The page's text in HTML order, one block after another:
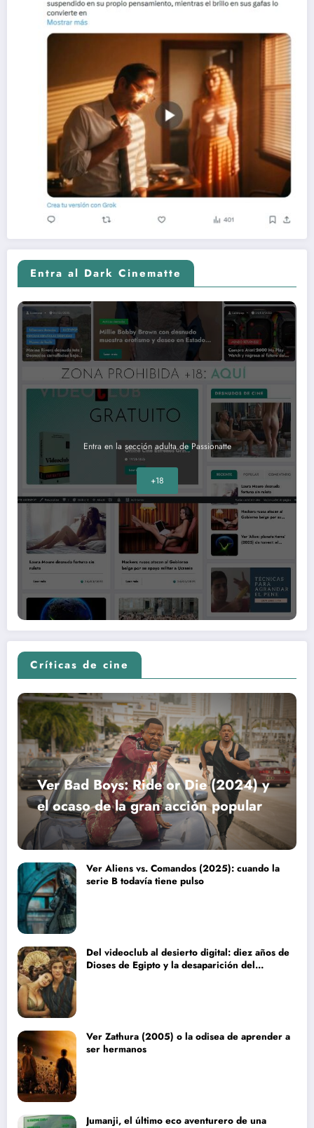
Entra al Dark Cinematte
Entra en la sección adulta de Passionatte
+18
Críticas de cine
Ver Bad Boys: Ride or Die (2024) y
el ocaso de la gran acción popular
Ver Aliens vs. Comandos (2025): cuando la
serie B todavía tiene pulso
Del videoclub al desierto digital: diez años de
Dioses de Egipto y la desaparición del
Ver Zathura (2005) o la odisea de aprender a
ser hermanos
Jumanji, el último eco aventurero de una